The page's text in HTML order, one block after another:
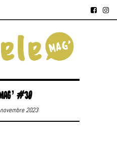
MAG’ #30
2023